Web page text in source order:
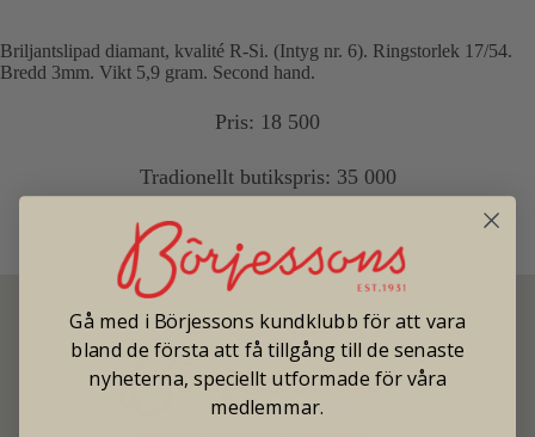
Briljantslipad diamant, kvalité R-Si. (Intyg nr. 6). Ringstorlek 17/54.
Bredd 3mm. Vikt 5,9 gram. Second hand.
Pris: 18 500
Tradionellt butikspris: 35 000
Gå med i Börjessons kundklubb för att vara
bland de första att få tillgång till de senaste
nyheterna, speciellt utformade för våra
medlemmar.